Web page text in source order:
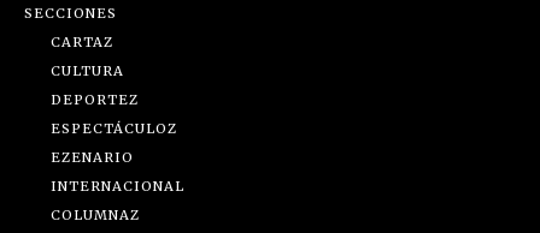
SECCIONES
CARTAZ
CULTURA
DEPORTEZ
ESPECTÁCULOZ
EZENARIO
INTERNACIONAL
COLUMNAZ